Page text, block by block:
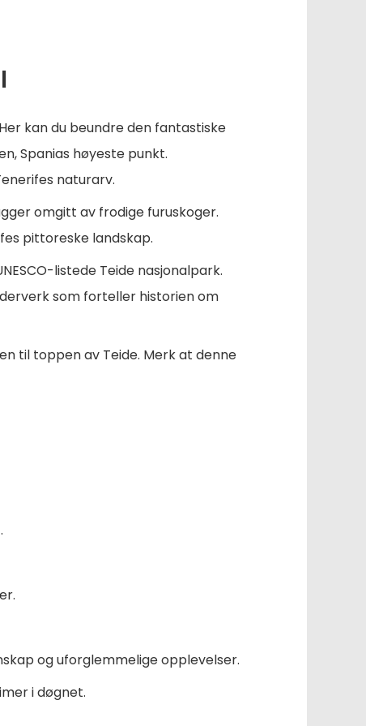
kan du beundre den fantastiske
Spanias høyeste punkt.
naturarv.
omgitt av frodige furuskoger.
pittoreske landskap.
listede Teide nasjonalpark.
som forteller historien om
til toppen av Teide. Merk at denne
og uforglemmelige opplevelser.
i døgnet.